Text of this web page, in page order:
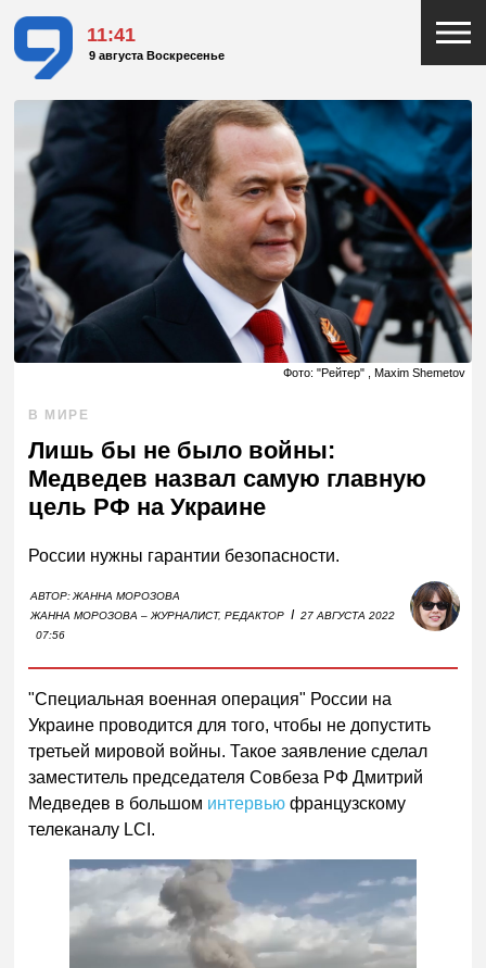
11:41
9 августа Воскресенье
Фото: "Рейтер" , Maxim Shemetov
В МИРЕ
Лишь бы не было войны:
Медведев назвал самую главную
цель РФ на Украине
России нужны гарантии безопасности.
АВТОР:ЖАННА МОРОЗОВА
ЖАННА МОРОЗОВА – ЖУРНАЛИСТ, РЕДАКТОР I 27 АВГУСТА 2022
07:56
"Специальная военная операция" России на
Украине проводится для того, чтобы не допустить
третьей мировой войны. Такое заявление сделал
заместитель председателя Совбеза РФ Дмитрий
Медведев в большом интервью французскому
телеканалу LCI.